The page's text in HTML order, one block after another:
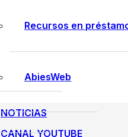
Recursos en
AbiesWeb
NOTICIAS
CANAL YOUTUBE